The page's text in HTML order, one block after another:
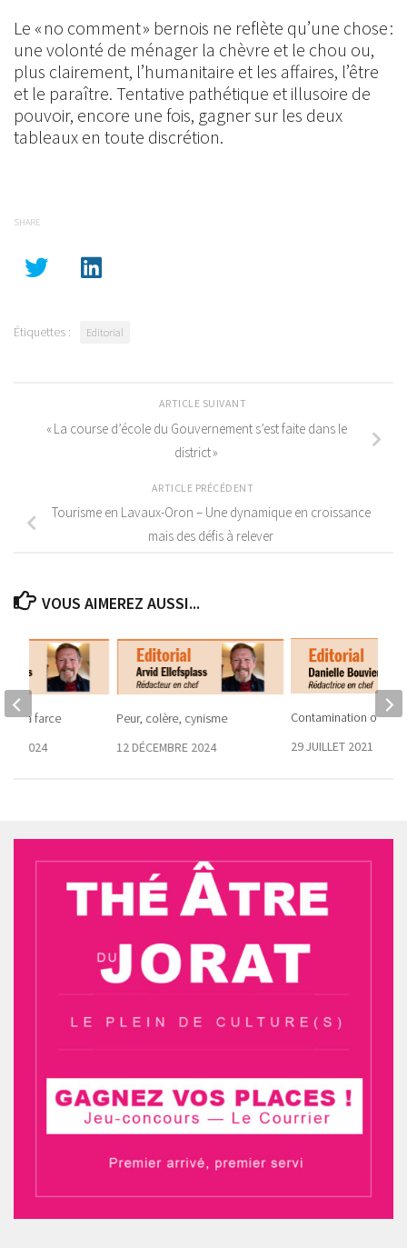
Le « no comment » bernois ne reflète qu’une chose :
une volonté de ménager la chèvre et le chou ou,
plus clairement, l’humanitaire et les affaires, l’être
et le paraître. Tentative pathétique et illusoire de
pouvoir, encore une fois, gagner sur les deux
tableaux en toute discrétion.
SHARE
Étiquettes : Editorial
ARTICLE SUIVANT
« La course d’école du Gouvernement s’est faite dans le
district »
ARTICLE PRÉCÉDENT
Tourisme en Lavaux-Oron – Une dynamique en croissance
mais des défis à relever
VOUS AIMEREZ AUSSI...
Peur, colère, cynisme
12 DÉCEMBRE 2024
Contamination
29 JUILLET 2021
de la farce
2024